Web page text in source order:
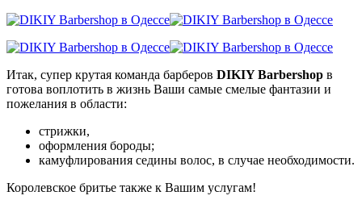
Итак, супер крутая команда барберов DIKIY Barbershop в
готова воплотить в жизнь Ваши самые смелые фантазии и
пожелания в области:
стрижки,
оформления бороды;
камуфлирования седины волос, в случае необходимости.
Королевское бритье также к Вашим услугам!